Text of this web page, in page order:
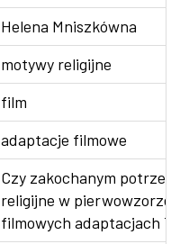
Helena Mniszkówna
motywy religijne
film
adaptacje filmowe
Czy zakochanym
religijne w pierwowzorze
filmowych adaptacjach